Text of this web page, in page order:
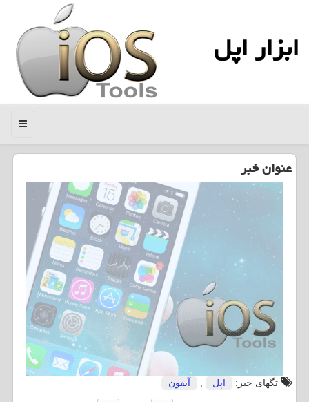
ابزار اپل
منو
عنوان خبر
تگهای خبر: اپل آیفون